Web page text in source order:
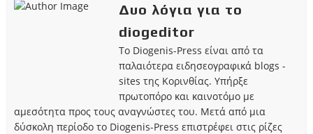
Δυο λόγια για το
diogeditor
Το Diogenis-Press είναι από τα
παλαιότερα ειδησεογραφικά blogs -
sites της Κορινθίας. Υπήρξε
πρωτοπόρο και καινοτόμο με
αμεσότητα προς τους αναγνώστες του. Μετά από μια
δύσκολη περίοδο το Diogenis-Press επιστρέφει στις ρίζες